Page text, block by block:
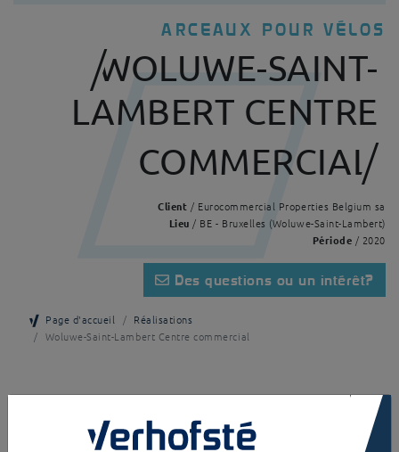
ARCEAUX POUR VÉLOS
WOLUWE-SAINT-
LAMBERT CENTRE
COMMERCIAL
Client / Eurocommercial Properties Belgium sa
Lieu / BE - Bruxelles (Woluwe-Saint-Lambert)
Période / 2020
Des questions ou un intérêt?
Page d'accueil
Réalisations
Woluwe-Saint-Lambert Centre commercial
Ces arceaux sont en acier galvanisé et sont vissés sur des platines de
sol. Le Milan offre un confort supplémentaire grâce à la double barre
×